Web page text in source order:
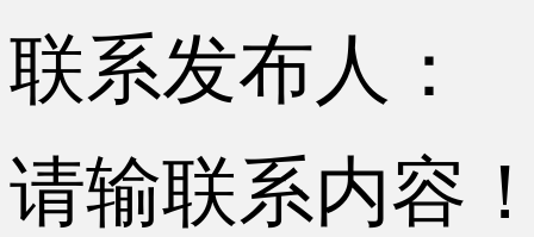
联系发布人：
请输联系内容